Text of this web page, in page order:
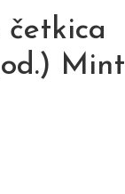
Mint